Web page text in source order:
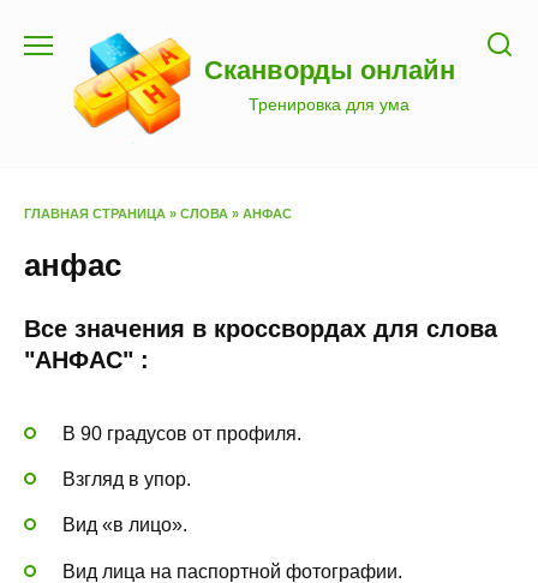
содержанию
Сканворды онлайн
Тренировка для ума
ГЛАВНАЯ СТРАНИЦА » СЛОВА » АНФАС
анфас
Все значения в кроссвордах для слова
"АНФАС" :
В 90 градусов от профиля.
Взгляд в упор.
Вид «в лицо».
Вид лица на паспортной фотографии.